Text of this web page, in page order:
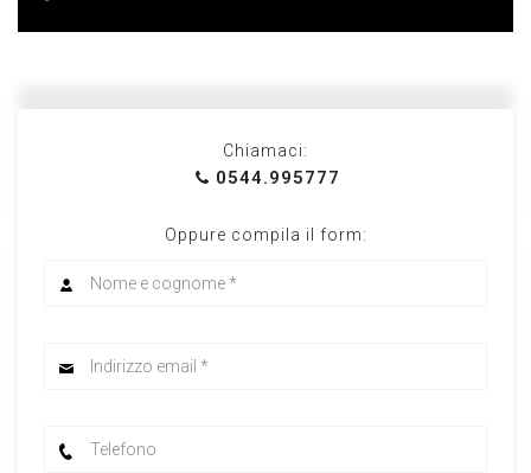
Chiamaci:
0544.995777
Oppure compila il form: